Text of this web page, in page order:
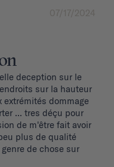
07/17/2024
deception sur le
sur la hauteur
dommage
... tres déçu pour
de m'être fait avoir
plus de qualité
de chose sur